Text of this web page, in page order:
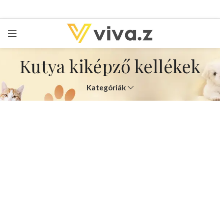
Kutya kiképző kellékek
Kategóriák